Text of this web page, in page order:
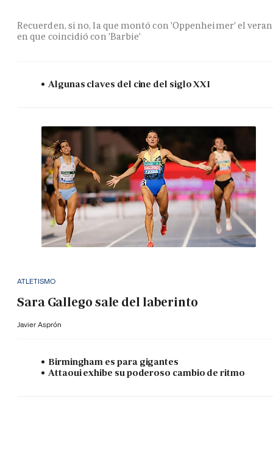
Recuerden, si no, la que montó con 'Oppenheimer' el
en que coincidió con 'Barbie'
Algunas claves del cine del siglo XXI
ATLETISMO
Sara Gallego sale del laberinto
Javier Asprón
Birmingham es para gigantes
Attaoui exhibe su poderoso cambio de ritmo